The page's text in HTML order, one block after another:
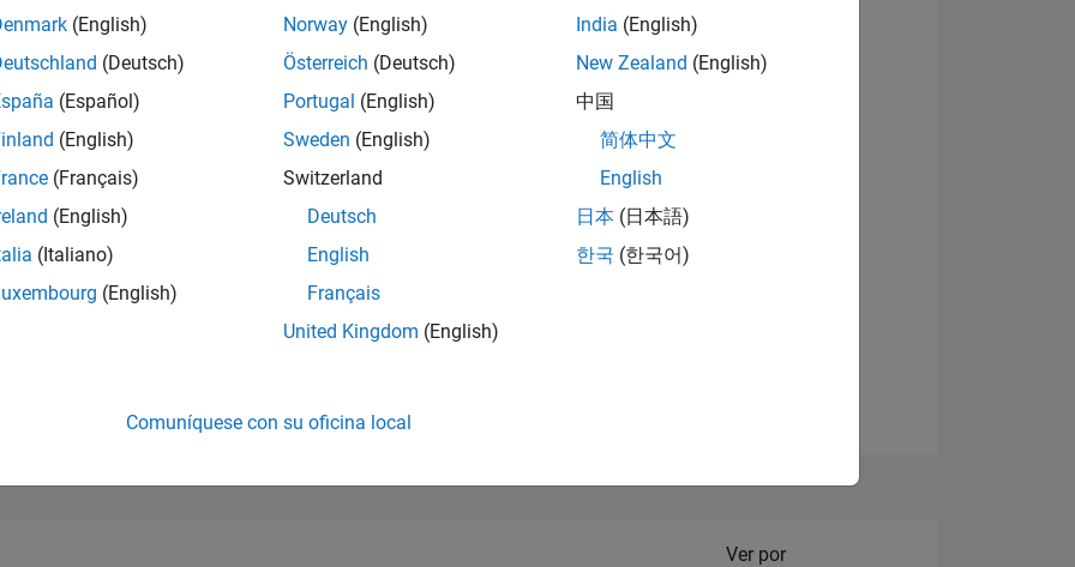
of 302.023
Ver insignias
Filter2
Ver por
(English)
(Deutsch)
(Español)
(English)
(Français)
(English)
(Italiano)
(English)
Norway (English)
Österreich (Deutsch)
Portugal (English)
Sweden (English)
Switzerland
Deutsch
English
Français
United Kingdom (English)
India (English)
New Zealand (English)
中国
简体中文
English
日本 (日本語)
한국 (한국어)
Comuníquese con su oficina local